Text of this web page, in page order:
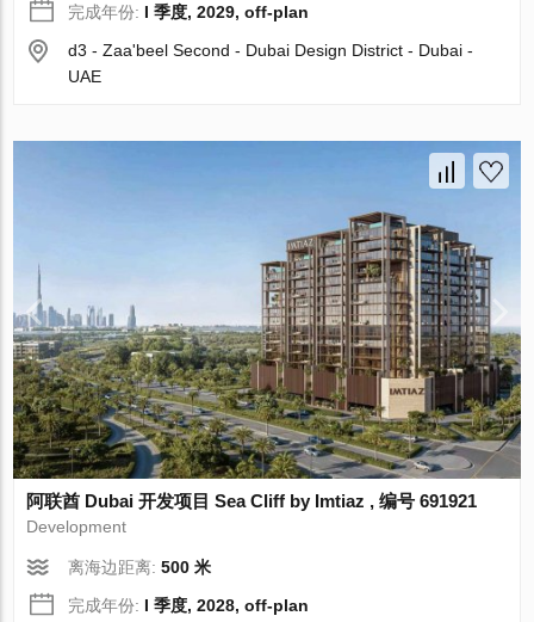
完成年份: I 季度, 2029, off-plan
d3 - Zaa'beel Second - Dubai Design District - Dubai -
UAE
阿联酋 Dubai 开发项目 Sea Cliff by Imtiaz , 编号 691921
Development
离海边距离:500 米
完成年份: I 季度, 2028, off-plan